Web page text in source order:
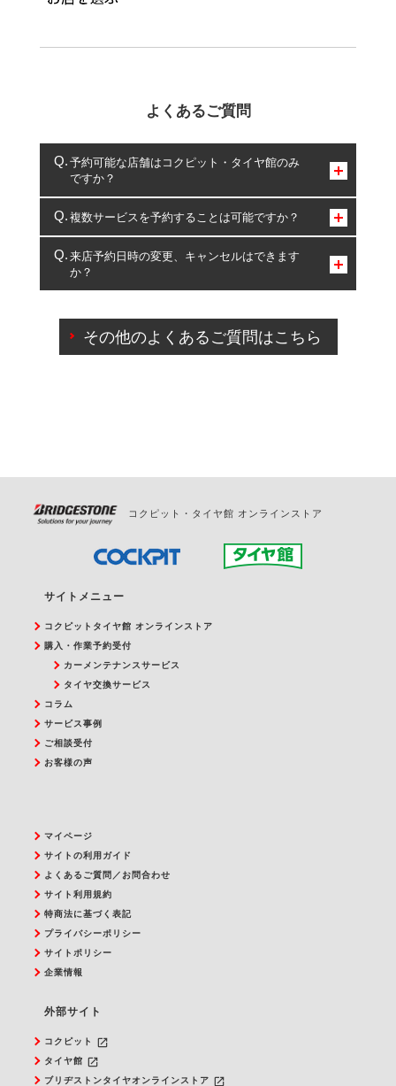
よくあるご質問
予約可能な店舗はコクピット・タイヤ館のみ
ですか？
コクピット・タイヤ館のみとなります。
複数サービスを予約することは可能ですか？
複数サービスのご予約は可能です。
一部の商品・サービスの組み合わせに限り、同時にご予約が
出来ないものもございます。
来店予約日時の変更、キャンセルはできます
か？
ご来店予約日の3営業日前を過ぎている場合のご予約
の日時変更につきましては、直接ご予約の店舗まで
その他のよくあるご質問はこちら
コクピット・タイヤ館 オンラインストア
サイトメニュー
コクピットタイヤ館 オンラインストア
購入・作業予約受付
カーメンテナンスサービス
タイヤ交換サービス
コラム
サービス事例
ご相談受付
お客様の声
マイページ
サイトの利用ガイド
よくあるご質問／お問合わせ
サイト利用規約
特商法に基づく表記
プライバシーポリシー
サイトポリシー
企業情報
外部サイト
コクピット launch
タイヤ館 launch
ブリヂストンタイヤオンラインストア launch